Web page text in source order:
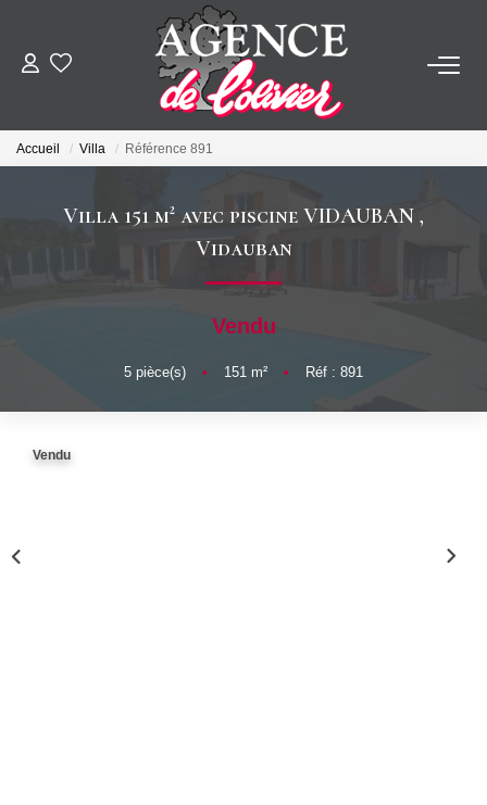
ACHETER
ESTIMER
SYNDIC
Accueil Villa Référence 891
Villa 151 m² avec piscine VIDAUBAN ,
Vidauban
Vendu
5 pièce(s) • 151 m² • Réf : 891
Vendu